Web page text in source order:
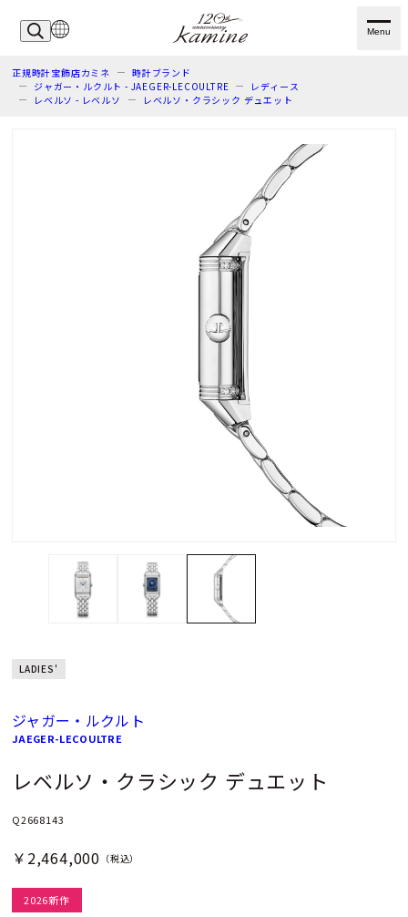
Menu
正規時計宝飾店カミネ
時計ブランド
ジャガー・ルクルト - JAEGER-LECOULTRE
レディース
レベルソ - レベルソ
レベルソ・クラシック デュエット
LADIES'
ジャガー・ルクルト
JAEGER-LECOULTRE
レベルソ・クラシック デュエット
Q2668143
￥2,464,000 （税込）
2026新作